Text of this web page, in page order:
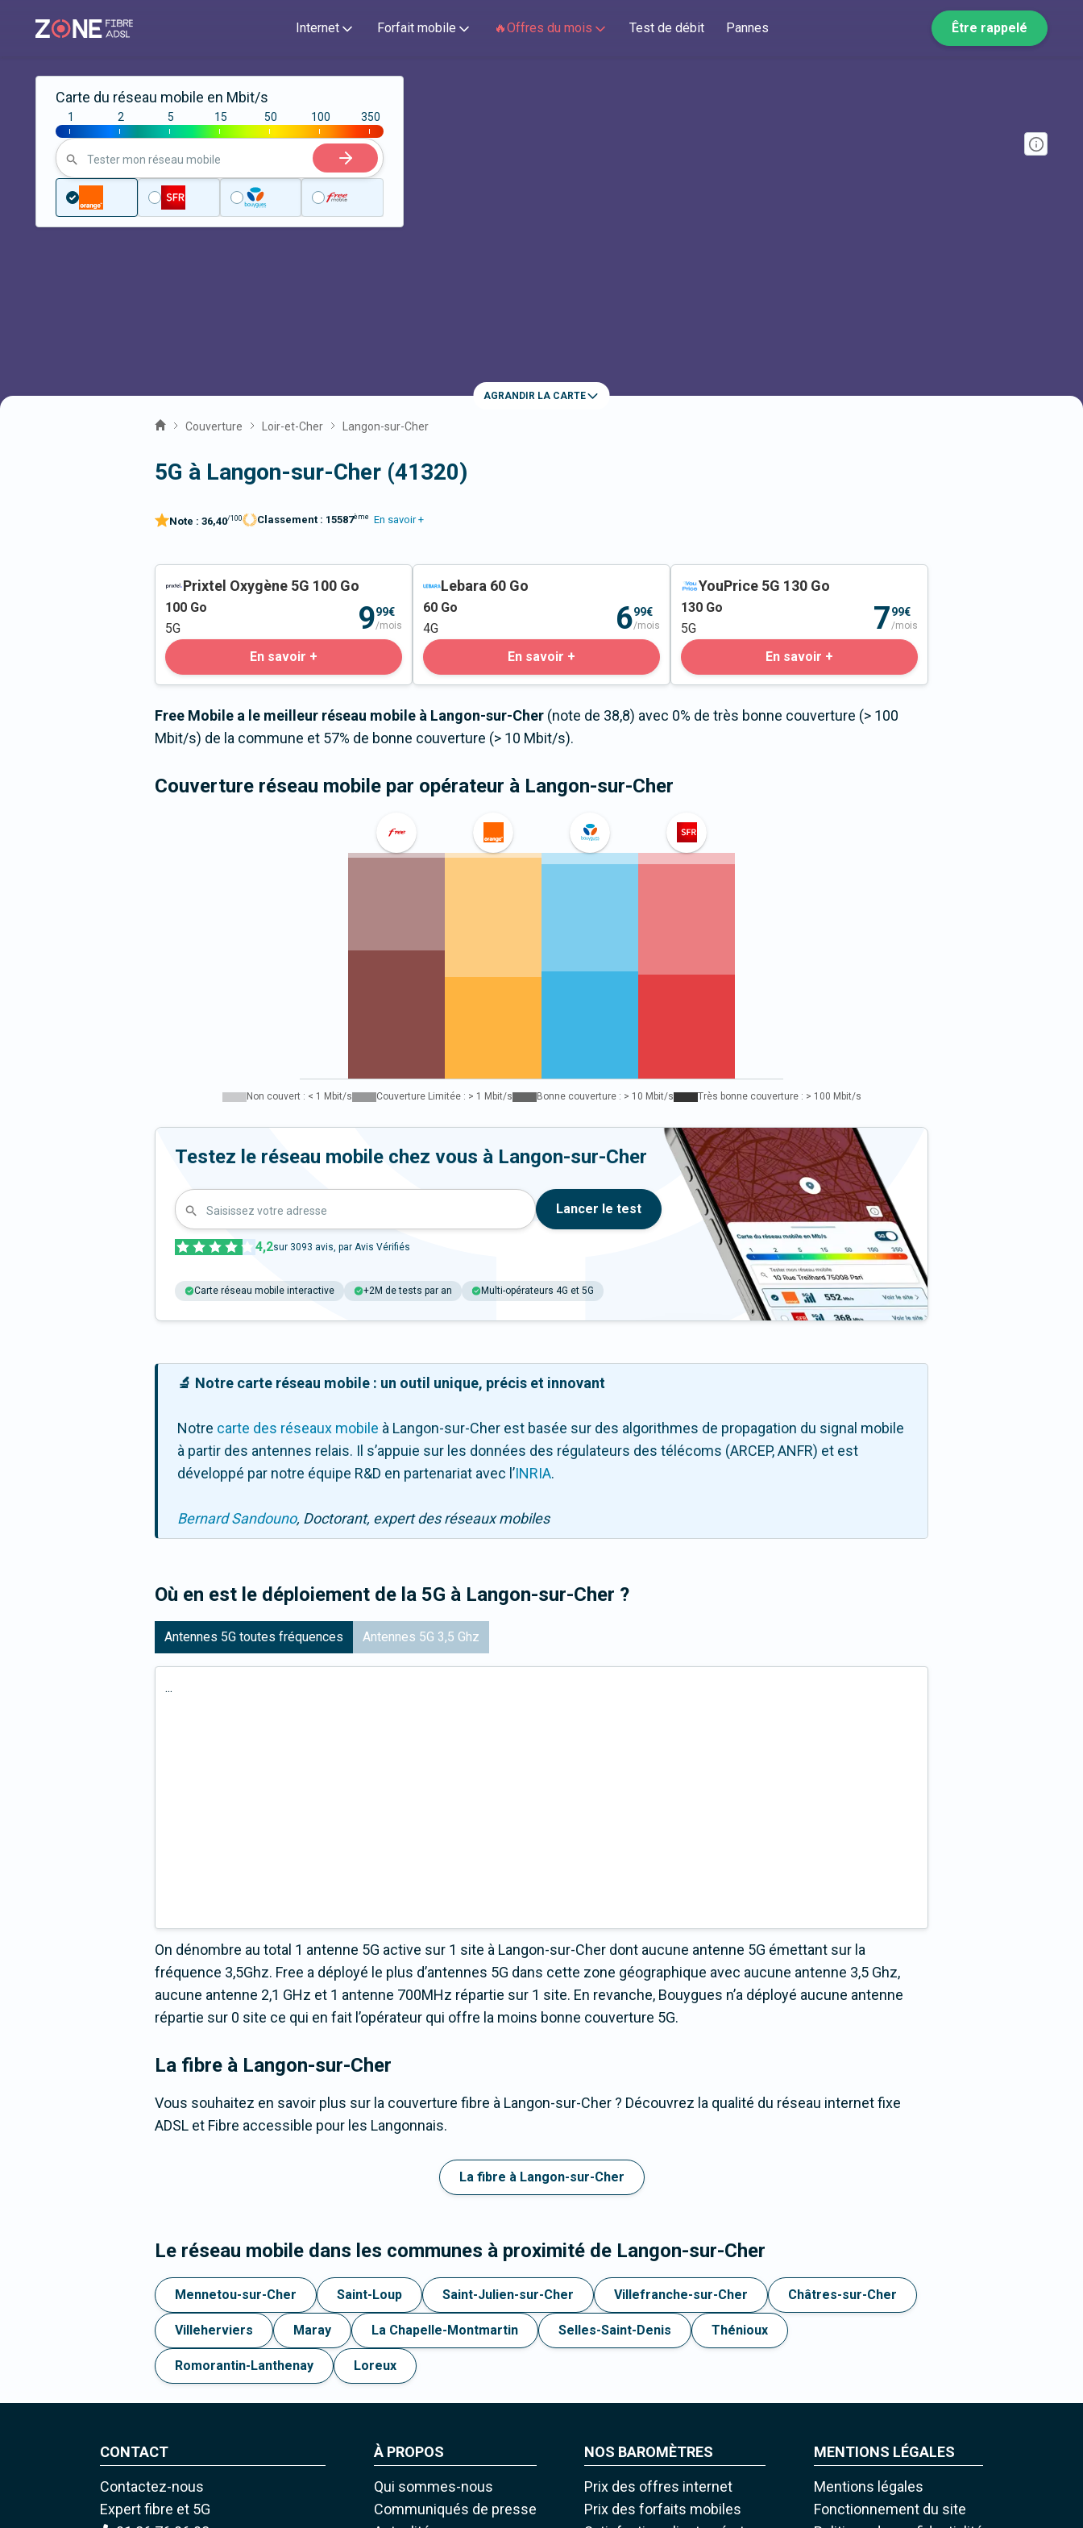
Internet Forfait mobile 🔥Offres du mois Test de débit Pannes Être rappelé
Carte du réseau mobile en Mbit/s
|
1
|
2
|
5
|
15
|
50
|
100
|
350
Tester mon réseau mobile
AGRANDIR LA CARTE
Couverture Loir-et-Cher Langon-sur-Cher
5G à Langon-sur-Cher (41320)
Note : 36,40/100 Classement : 15587ème En savoir +
Prixtel Oxygène 5G 100 Go
100 Go
5G
999€
/mois
En savoir +
Lebara 60 Go
60 Go
4G
699€
/mois
En savoir +
YouPrice 5G 130 Go
130 Go
5G
799€
/mois
En savoir +
Free Mobile a le meilleur réseau mobile à Langon-sur-Cher (note de 38,8) avec 0% de très bonne couverture (> 100
Mbit/s) de la commune et 57% de bonne couverture (> 10 Mbit/s).
Couverture réseau mobile par opérateur à Langon-sur-Cher
Non couvert : < 1 Mbit/s Couverture Limitée : > 1 Mbit/s Bonne couverture : > 10 Mbit/s Très bonne couverture : > 100 Mbit/s
Testez le réseau mobile chez vous à Langon-sur-Cher
Saisissez votre adresse Lancer le test
4,2sur 3093 avis, par Avis Vérifiés
Carte réseau mobile interactive +2M de tests par an Multi-opérateurs 4G et 5G
🔬 Notre carte réseau mobile : un outil unique, précis et innovant
Notre carte des réseaux mobile à Langon-sur-Cher est basée sur des algorithmes de propagation du signal mobile
à partir des antennes relais. Il s’appuie sur les données des régulateurs des télécoms (ARCEP, ANFR) et est
développé par notre équipe R&D en partenariat avec l ’INRIA.
Bernard Sandouno, Doctorant, expert des réseaux mobiles
Où en est le déploiement de la 5G à Langon-sur-Cher ?
Antennes 5G toutes fréquences Antennes 5G 3,5 Ghz
...
On dénombre au total 1 antenne 5G active sur 1 site à Langon-sur-Cher dont aucune antenne 5G émettant sur la
fréquence 3,5Ghz. Free a déployé le plus d’antennes 5G dans cette zone géographique avec aucune antenne 3,5 Ghz,
aucune antenne 2,1 GHz et 1 antenne 700MHz répartie sur 1 site. En revanche, Bouygues n’a déployé aucune antenne
répartie sur 0 site ce qui en fait l’opérateur qui offre la moins bonne couverture 5G.
La fibre à Langon-sur-Cher
Vous souhaitez en savoir plus sur la couverture fibre à Langon-sur-Cher ? Découvrez la qualité du réseau internet fixe
ADSL et Fibre accessible pour les Langonnais.
La fibre à Langon-sur-Cher
Le réseau mobile dans les communes à proximité de Langon-sur-Cher
Mennetou-sur-Cher Saint-Loup Saint-Julien-sur-Cher Villefranche-sur-Cher Châtres-sur-Cher
Villeherviers Maray La Chapelle-Montmartin Selles-Saint-Denis Thénioux
Romorantin-Lanthenay Loreux
CONTACT
Contactez-nous
Expert fibre et 5G
À PROPOS
Qui sommes-nous
Communiqués de presse
NOS BAROMÈTRES
Prix des offres internet
Prix des forfaits mobiles
MENTIONS LÉGALES
Mentions légales
Fonctionnement du site